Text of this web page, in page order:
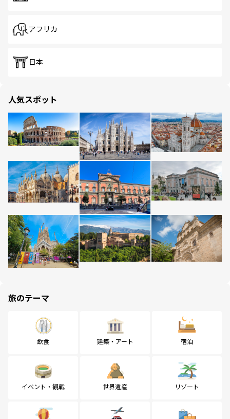
アフリカ
日本
人気スポット
旅のテーマ
飲食 建築・アート 宿泊
イベント・観戦 世界遺産 リゾート